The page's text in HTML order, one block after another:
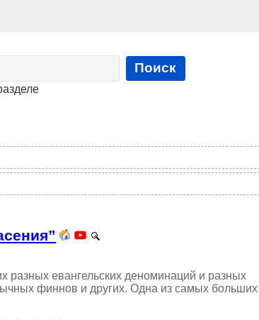
Поиск
разных евангельских деноминаций и разных
финнов и других. Одна из самых больших